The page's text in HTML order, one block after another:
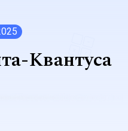
Квантуса